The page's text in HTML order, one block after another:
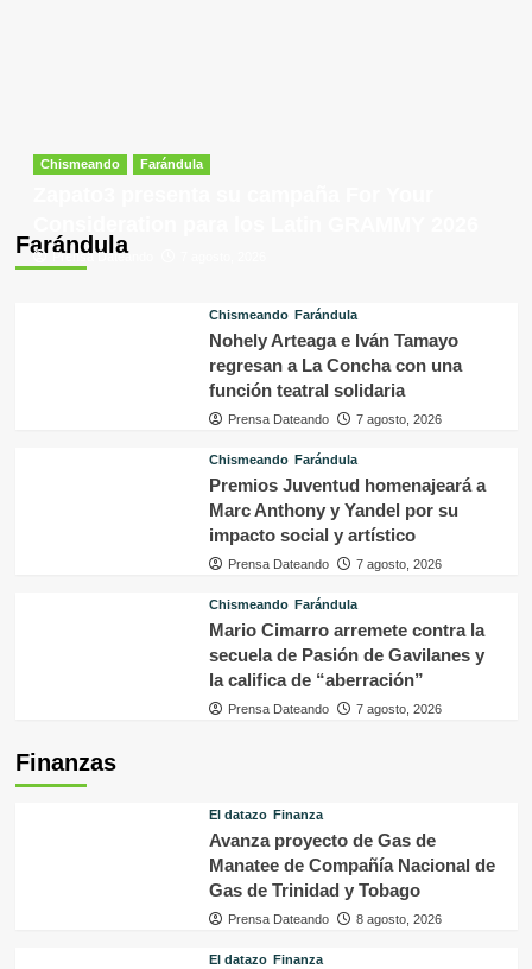
Farándula
Chismeando Farándula
Prensa Dateando
Chismeando Farándula
Nohely Arteaga e Iván Tamayo
regresan a La Concha con una
función teatral solidaria
Prensa Dateando 7 agosto, 2026
Chismeando Farándula
Premios Juventud homenajeará a
Marc Anthony y Yandel por su
impacto social y artístico
Prensa Dateando 7 agosto, 2026
Chismeando Farándula
Mario Cimarro arremete contra la
secuela de Pasión de Gavilanes y
la califica de “aberración”
Prensa Dateando 7 agosto, 2026
Finanzas
El datazo Finanza
Avanza proyecto de Gas de
Manatee de Compañía Nacional de
Gas de Trinidad y Tobago
Prensa Dateando 8 agosto, 2026
El datazo Finanza